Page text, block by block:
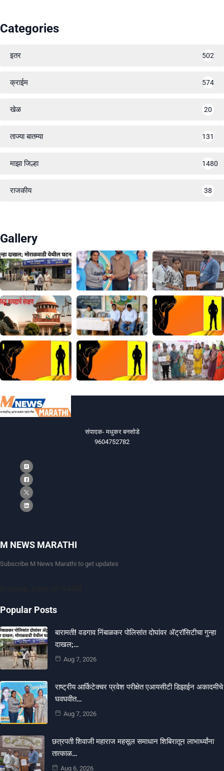
Categories
इतर 502
क्राईम 574
खेळ 20
ताज्या बातम्या 131
माझा जिल्हा 1480
राजकीय 38
Gallery
संपादक- मधुकर बनसोडे
9604752782
M NEWS MARATHI
Subscribe M News Marathi to get updates
Popular Posts
बारामती! वडगाव निंबाळकर पोलिसांत दोघांवर ॲट्रॉसिटीचा गुन्हा
दाखल;…
Aug 7, 2026
राष्ट्रीय आर्किटेक्चर प्रवेश परीक्षेत एआयसीटी डिझाईन अकादमीचे
घवघवीत…
Aug 7, 2026
छत्रपती शिवाजी महाराज महसूल समाधान शिबिरातून लाभार्थ्यांना
तात्काळ…
Aug 6, 2026